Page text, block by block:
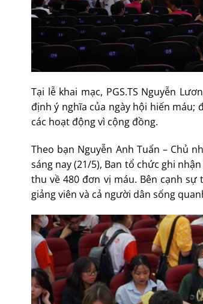
Tại lễ khai mạc, PGS.TS Nguyễn
định ý nghĩa của ngày hội hiến
các hoạt động vì cộng đồng.
Theo bạn Nguyễn Anh Tuấn – Chủ
sáng nay (21/5), Ban tổ chức ghi
thu về 480 đơn vị máu. Bên cạnh
giảng viên và cả người dân sống